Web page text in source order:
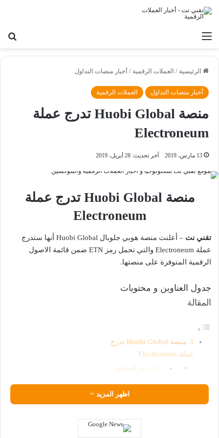
القائمة
الرئيسية / العملات الرقمية / أخبار منصات التداول
أخبار منصات التداول العملات الرقمية
منصة Huobi Global تدرج عملة
Electroneum
13 مارس، 2019 آخر تحديث: 28 أبريل، 2019
منصة Huobi Global تدرج عملة
Electroneum
تقني نت
– أعلنت منصة هوبي جلوبال Huobi Global أنها ستدرج
عملة Electroneum والتي تحمل رمز ETN ضمن قائمة الاصول
الرقمية المتوفرة على منصتها.
جدول العناوين و محتويات
المقالة
منصة Huobi Global تدرج
عملة Electroneum
تذكير المخاطر:
اظهر المزيد